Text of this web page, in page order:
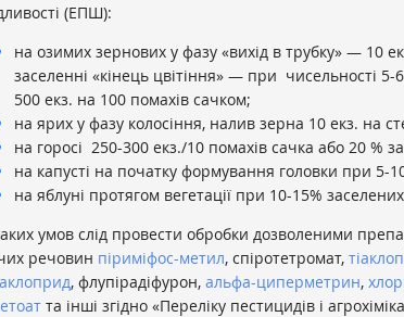
(ЕПШ):
на озимих зернових у фазу «вихід в трубку» — 10
заселенні «кінець цвітіння» — при чисельності 5-
500 екз. на 100 помахів сачком;
на ярих у фазу колосіння, налив зерна 10 екз. на
на горосі 250-300 екз./10 помахів сачка або 20 %
на капусті на початку формування головки при 5-
на яблуні протягом вегетації при 10-15%
умов слід провести обробки дозволеними
речовин піриміфос-метил, спіротетромат,
, флупірадіфурон, альфа-циперметрин,
та інші згідно «Переліку пестицидів і